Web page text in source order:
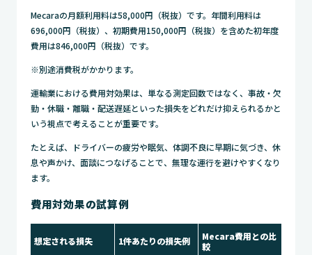
Mecaraの月額利用料は58,000円（税抜）です。年間利用料は
696,000円（税抜）、初期費用150,000円（税抜）を含めた初年度
費用は846,000円（税抜）です。
※別途消費税がかかります。
運輸業における費用対効果は、単なる測定回数ではなく、事故・欠
勤・休職・離職・配送遅延といった損失をどれだけ抑えられるかと
いう視点で考えることが重要です。
たとえば、ドライバーの疲労や眠気、体調不良に早期に気づき、休
息や声かけ、面談につなげることで、無理な運行を避けやすくなり
ます。
費用対効果の試算例
想定される損失 1件あたりの損失例
Mecara費用との比
較